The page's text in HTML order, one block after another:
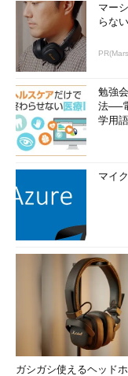
マー
らな
勉強
法──
学用
マイ
ガシガシ使えるヘッド